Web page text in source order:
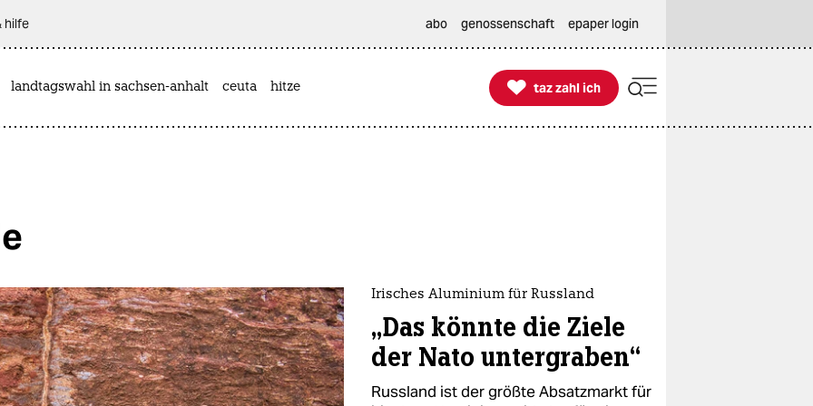
hilfe abo genossenschaft epaper login
landtagswahl in sachsen-anhalt ceuta hitze 
taz zahl ich
taz zahl ich
Irisches Aluminium für Russland
„Das könnte die Ziele
der Nato untergraben“
Russland ist der größte Absatzmarkt für